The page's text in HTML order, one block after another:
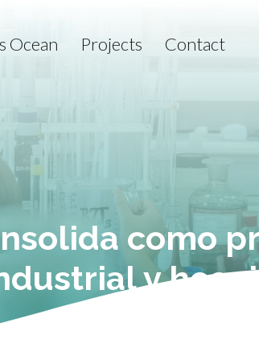
Ocean Projects Contact
como
y